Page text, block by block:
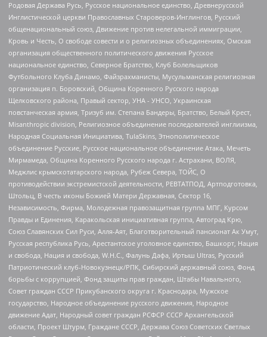
Родовая Держава Русь, Русское национальное единство, Древнерусской
Инглистической церкви Православных Староверов-Инглингов, Русский
общенациональный союз, Движение против нелегальной иммиграции,
Кровь и Честь, О свободе совести и о религиозных объединениях, Омская
организация общественного политического движения Русское
национальное единство, Северное Братство, Клуб Болельщиков
Футбольного Клуба Динамо, Файзрахманисты, Мусульманская религиозная
организация п. Боровский, Община Коренного Русского народа
Щелковского района, Правый сектор, УНА - УНСО, Украинская
повстанческая армия, Тризуб им. Степана Бандеры, Братство, Белый Крест,
Misanthropic division, Религиозное объединение последователей инглиизма,
Народная Социальная Инициатива, TulaSkins, Этнополитическое
объединение Русские, Русское национальное объединение Атака, Мечеть
Мирмамеда, Община Коренного Русского народа г. Астрахани, ВОЛЯ,
Меджлис крымскотатарского народа, Рубеж Севера, ТОЙС, О
противодействии экстремистской деятельности, РЕВТАТПОД, Артподготовка,
Штольц, В честь иконы Божией Матери Державная, Сектор 16,
Независимость, Фирма, Молодежная правозащитная группа МПГ, Курсом
Правды и Единения, Каракольская инициативная группа, Автоград Крю,
Союз Славянских Сил Руси, Алля-Аят, Благотворительный пансионат Ак Умут,
Русская республика Русь, Арестантское уголовное единство, Башкорт, Нация
и свобода, Нация и свобода, W.H.С., Фалунь Дафа, Иртыш Ultras, Русский
Патриотический клуб-Новокузнецк/РПК, Сибирский державный союз, Фонд
борьбы с коррупцией, Фонд защиты прав граждан, Штабы Навального,
Совет граждан СССР Прикубанского округа г. Краснодара, Мужское
государство, Народное объединение русского движения, Народное
движение Адат, Народный совет граждан РСФСР СССР Архангельской
области, Проект Штурм, Граждане СССР, Держава Союз Советских Светлых